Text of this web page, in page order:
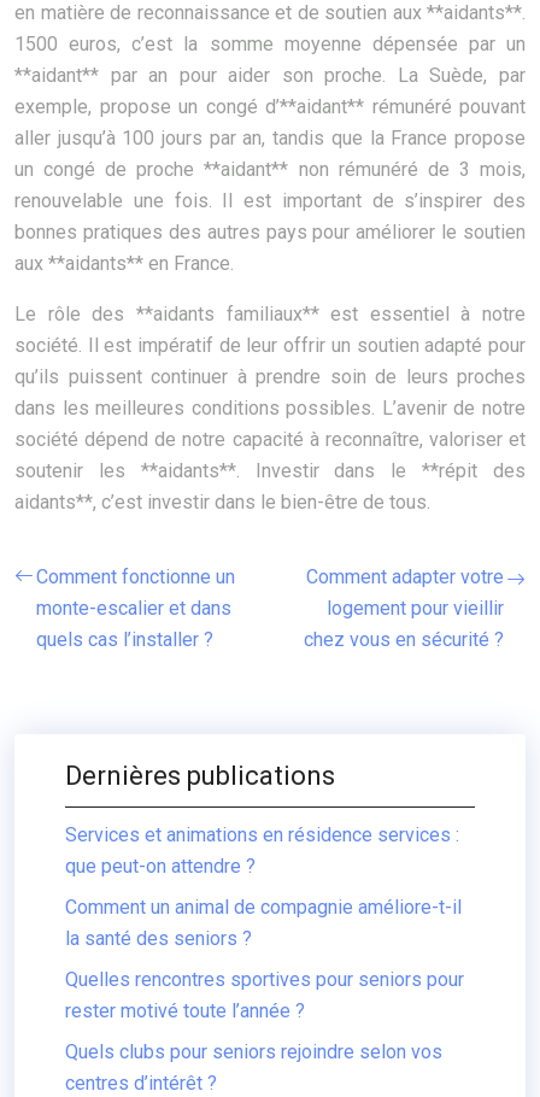
en matière de reconnaissance et de soutien aux **aidants**.
1500 euros, c’est la somme moyenne dépensée par un
**aidant** par an pour aider son proche. La Suède, par
exemple, propose un congé d’**aidant** rémunéré pouvant
aller jusqu’à 100 jours par an, tandis que la France propose
un congé de proche **aidant** non rémunéré de 3 mois,
renouvelable une fois. Il est important de s’inspirer des
bonnes pratiques des autres pays pour améliorer le soutien
aux **aidants** en France.
Le rôle des **aidants familiaux** est essentiel à notre
société. Il est impératif de leur offrir un soutien adapté pour
qu’ils puissent continuer à prendre soin de leurs proches
dans les meilleures conditions possibles. L’avenir de notre
société dépend de notre capacité à reconnaître, valoriser et
soutenir les **aidants**. Investir dans le **répit des
aidants**, c’est investir dans le bien-être de tous.
Comment fonctionne un
monte-escalier et dans
quels cas l’installer ?
Comment adapter votre
logement pour vieillir
chez vous en sécurité ?
Dernières publications
Services et animations en résidence services :
que peut-on attendre ?
Comment un animal de compagnie améliore-t-il
la santé des seniors ?
Quelles rencontres sportives pour seniors pour
rester motivé toute l’année ?
Quels clubs pour seniors rejoindre selon vos
centres d’intérêt ?